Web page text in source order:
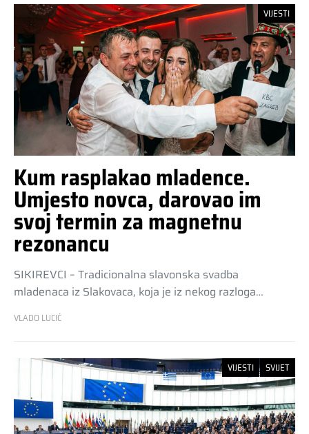
VIJESTI
Kum rasplakao mladence.
Umjesto novca, darovao im
svoj termin za magnetnu
rezonancu
SIKIREVCI – Tradicionalna slavonska svadba
mladenaca iz Slakovaca, koja je iz nekog razloga…
VLADO LUCIĆ
VIJESTI SVIJET